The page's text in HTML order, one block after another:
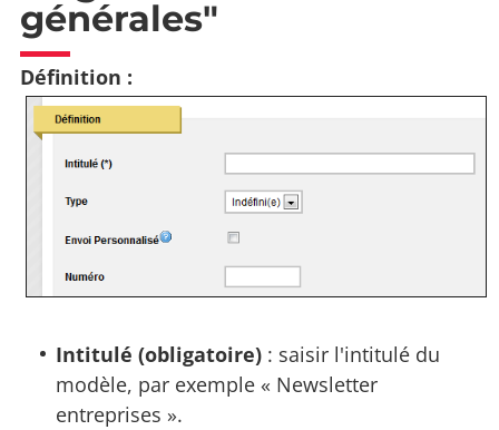
générales"
Définition :
Intitulé (obligatoire) : saisir l'intitulé du
modèle, par exemple « Newsletter
entreprises ».